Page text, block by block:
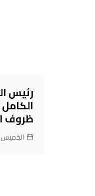
رئيس
الكامل
ظروف
الخميس, 25 سبتمبر 2025,